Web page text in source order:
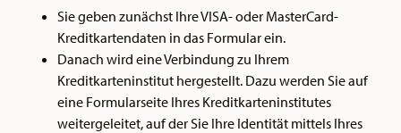
Sie geben zunächst Ihre VISA- oder MasterCard-
Kreditkartendaten in das Formular ein.
Danach wird eine Verbindung zu Ihrem
Kreditkarteninstitut hergestellt. Dazu werden Sie auf
eine Formularseite Ihres Kreditkarteninstitutes
weitergeleitet, auf der Sie Ihre Identität mittels Ihres